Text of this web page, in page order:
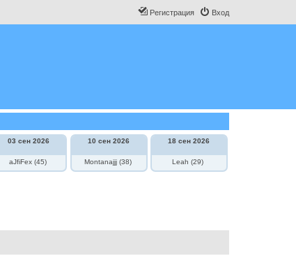
Вход
Регистрация
03 сен 2026
aJfiFex (45)
10 сен 2026
Montanajjj (38)
18 сен 2026
Leah (29)